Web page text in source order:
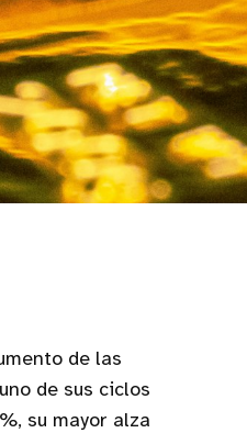
de las
de sus ciclos
su mayor alza